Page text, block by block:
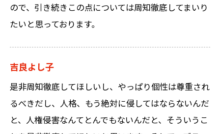
ので、引き続きこの点については周知徹底してまいり
たいと思っております。
吉良よし子
是非周知徹底してほしいし、やっぱり個性は尊重され
るべきだし、人格、もう絶対に侵してはならないんだ
と、人権侵害なんてとんでもないんだと、そういうこ